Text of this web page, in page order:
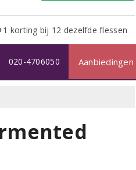
korting bij 12 dezelfde flessen
Aanbiedingen
020-4706050